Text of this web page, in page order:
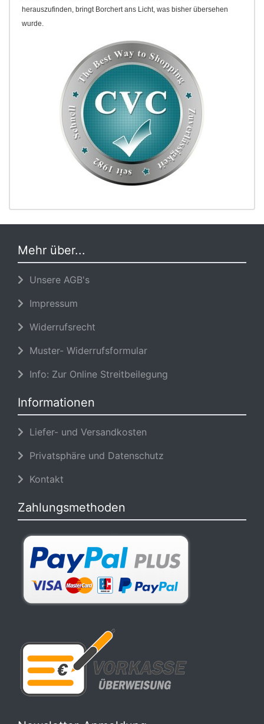
herauszufinden, bringt Borchert ans Licht, was bisher übersehen
wurde.
Mehr über...
Unsere AGB's
Impressum
Widerrufsrecht
Muster- Widerrufsformular
Info: Zur Online Streitbeilegung
Informationen
Liefer- und Versandkosten
Privatsphäre und Datenschutz
Kontakt
Zahlungsmethoden